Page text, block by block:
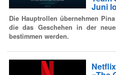
Juni
Die Hauptrollen übernehmen
die das Geschehen in der
bestimmen werden.